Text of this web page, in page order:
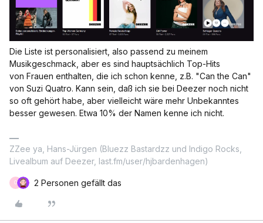
Die Liste ist personalisiert, also passend zu meinem
Musikgeschmack, aber es sind hauptsächlich Top-Hits
von Frauen enthalten, die ich schon kenne, z.B. "Can the Can"
von Suzi Quatro. Kann sein, daß ich sie bei Deezer noch nicht
so oft gehört habe, aber vielleicht wäre mehr Unbekanntes
besser gewesen. Etwa 10% der Namen kenne ich nicht.
ZZee ya, Hans-Jürgen (Bluezz Bastardzz und Indigo Rocks,
Livealbum auf Deezer, last.fm/user/hjbardenhagen)
O 2 Personen gefällt das